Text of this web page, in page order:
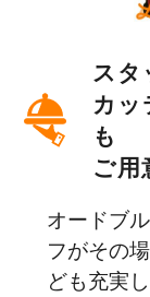
スタ
カッ
も
ご用
オードブ
フがその
ども充実